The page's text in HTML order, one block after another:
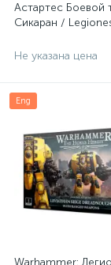
Астартес Боевой
Сикаран /
27)
Не указана цена
Eng
Warhammer: